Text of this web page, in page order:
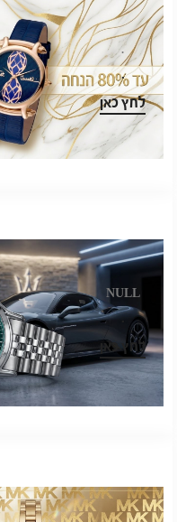
.
.
לחץ כאן
NULL
.
לחץ כאן